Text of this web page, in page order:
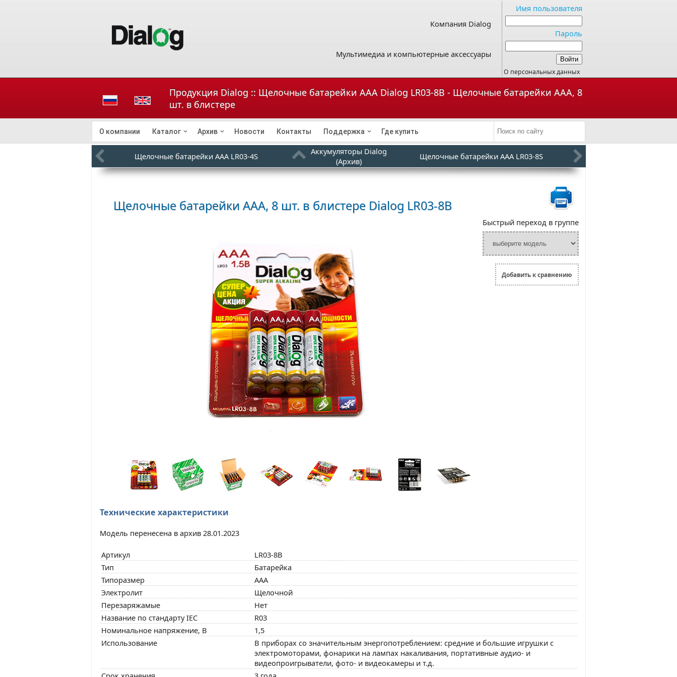
Компания Dialog
Мультимедиа и компьютерные аксессуары
Имя пользователя
Пароль
О персональных данных
Продукция Dialog :: Щелочные батарейки AAA Dialog LR03-8B - Щелочные батарейки ААА, 8
шт. в блистере
О компании Каталог Архив Новости Контакты Поддержка Где купить
Щелочные батарейки AAA LR03-4S
Аккумуляторы Dialog
(Архив)
Щелочные батарейки AAA LR03-8S
Щелочные батарейки ААА, 8 шт. в блистере Dialog LR03-8B
Быстрый переход в группе
Добавить к сравнению
Технические характеристики
Модель перенесена в архив 28.01.2023
Артикул
LR03-8B
Тип
Батарейка
Типоразмер
AAA
Электролит
Щелочной
Перезаряжамые
Нет
Название по стандарту IEC
R03
Номинальное напряжение, В
1,5
Использование
В приборах со значительным энергопотреблением: средние и большие игрушки с
электромоторами, фонарики на лампах накаливания, портативные аудио- и
видеопроигрыватели, фото- и видеокамеры и т.д.